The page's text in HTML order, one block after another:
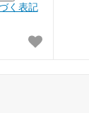
く表記